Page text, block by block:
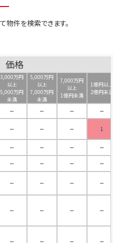
物件を検索できます。
価格
3,000万円
以上
5,000万円
未満
5,000万円
以上
7,000万円
未満
7,000万円
以上
1億円未満
1億円以上
2億円未満
－ － －
－
－ － －
1
－ － －
－
－ － －
－
－ － － －
－ － － －
－ － － －